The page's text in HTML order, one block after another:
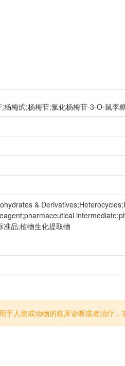
梅甙;杨梅苷;氯化杨梅苷-3-O-鼠李
&
品;植物生化提取物
人类或动物的临床诊断或者治疗，